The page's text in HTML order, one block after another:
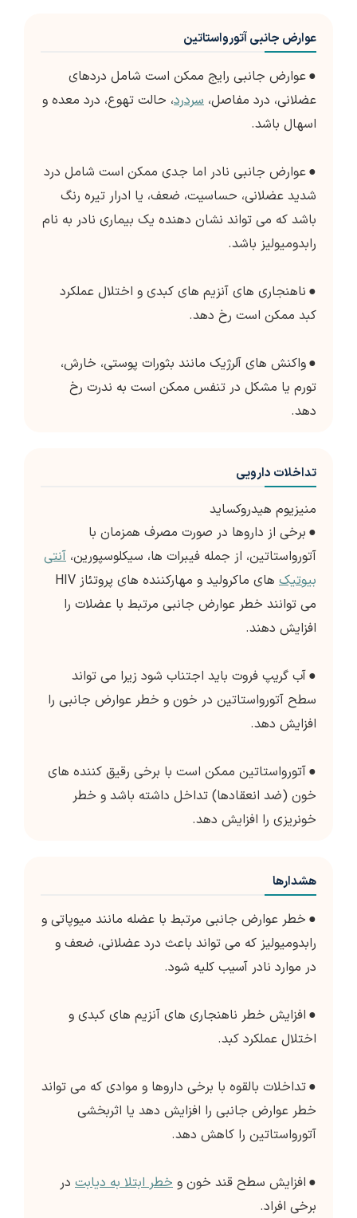
عوارض جانبی آتورواستاتین
●عوارض جانبی رایج ممکن است شامل دردهای
عضلانی، درد مفاصل، سردرد، حالت تهوع، درد معده و
اسهال باشد.
●عوارض جانبی نادر اما جدی ممکن است شامل درد
شدید عضلانی، حساسیت، ضعف، یا ادرار تیره رنگ
باشد که می تواند نشان دهنده یک بیماری نادر به نام
رابدومیولیز باشد.
● ناهنجاری های آنزیم های کبدی و اختلال عملکرد
کبد ممکن است رخ دهد.
●واکنش های آلرژیک مانند بثورات پوستی، خارش،
تورم یا مشکل در تنفس ممکن است به ندرت رخ
دهد.
تداخلات دارویی
منیزیوم هیدروکساید
● برخی از داروها در صورت مصرف همزمان با
آتورواستاتین، از جمله فیبرات ها، سیکلوسپورین، آنتی
بیوتیک
های ماکرولید و مهارکننده های پروتئاز HIV
می توانند خطر عوارض جانبی مرتبط با عضلات را
افزایش دهند.
●آب گریپ فروت باید اجتناب شود زیرا می تواند
سطح آتورواستاتین در خون و خطر عوارض جانبی را
افزایش دهد.
●آتورواستاتین ممکن است با برخی رقیق کننده های
خون (ضد انعقادها) تداخل داشته باشد و خطر
خونریزی را افزایش دهد.
هشدارها
● خطر عوارض جانبی مرتبط با عضله مانند میوپاتی و
رابدومیولیز که می تواند باعث درد عضلانی، ضعف و
در موارد نادر آسیب کلیه شود.
● افزایش خطر ناهنجاری های آنزیم های کبدی و
اختلال عملکرد کبد.
●تداخلات بالقوه با برخی داروها و موادی که می تواند
خطر عوارض جانبی را افزایش دهد یا اثربخشی
آتورواستاتین را کاهش دهد.
● افزایش سطح قند خون و خطر ابتلا به دیابت در
برخی افراد.